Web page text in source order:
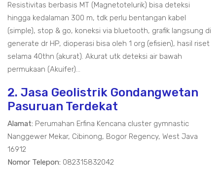
Resistivitas berbasis MT (Magnetotelurik) bisa deteksi
hingga kedalaman 300 m, tdk perlu bentangan kabel
(simple), stop & go, koneksi via bluetooth, grafik langsung di
generate dr HP, dioperasi bisa oleh 1 org (efisien), hasil riset
selama 40thn (akurat). Akurat utk deteksi air bawah
permukaan (Akuifer)...
2. Jasa Geolistrik Gondangwetan
Pasuruan Terdekat
Alamat: Perumahan Erfina Kencana cluster gymnastic
Nanggewer Mekar, Cibinong, Bogor Regency, West Java
16912
Nomor Telepon: 082315832042